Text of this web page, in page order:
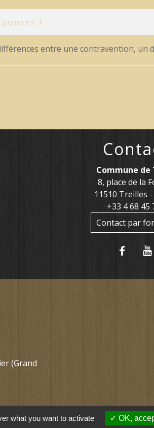
!
entre une contravention, un
Commune de
8, place de la
11510 Treilles -
+33 4 68 45
Contact par
(Grand
what you want to activate OK,